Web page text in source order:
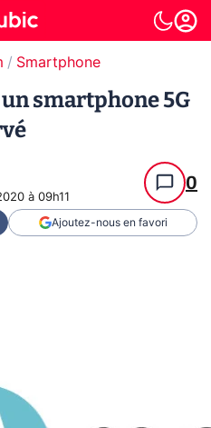
Smartphone
smartphone 5G
à 09h11
0
Ajoutez-nous en favori